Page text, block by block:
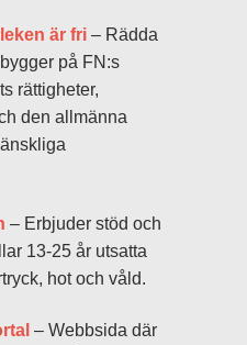
är fri – Rädda
på FN:s
rättigheter,
den allmänna
– Erbjuder stöd och
13-25 år utsatta
hot och våld.
– Webbsida där